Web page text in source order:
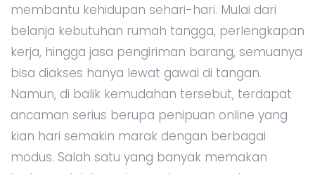
membantu kehidupan sehari-hari. Mulai dari
belanja kebutuhan rumah tangga, perlengkapan
kerja, hingga jasa pengiriman barang, semuanya
bisa diakses hanya lewat gawai di tangan.
Namun, di balik kemudahan tersebut, terdapat
ancaman serius berupa penipuan online yang
kian hari semakin marak dengan berbagai
modus. Salah satu yang banyak memakan